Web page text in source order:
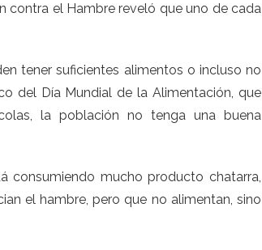
contra el Hambre reveló que uno de cada
tener suficientes alimentos o incluso no
del Día Mundial de la Alimentación, que
la población no tenga una buena
consumiendo mucho producto chatarra,
el hambre, pero que no alimentan, sino